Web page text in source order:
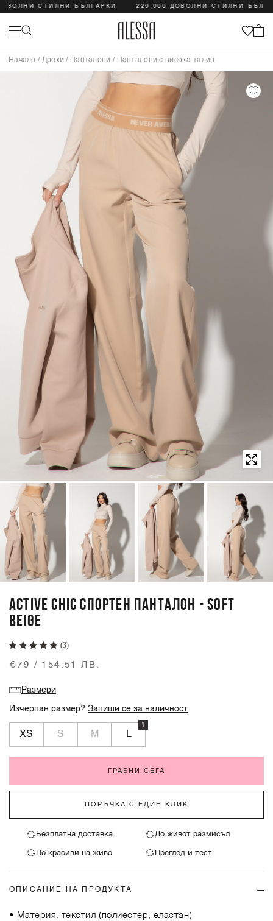
СТИЛНИ БЪЛГАРКИ 220,000 ДОВОЛНИ СТИЛНИ БЪЛГАРКИ
Начало / Дрехи / Панталони / Панталони с висока талия
ACTIVE CHIC СПОРТЕН ПАНТАЛОН - SOFT
BEIGE
(3)
€79 / 154.51 ЛВ.
Размери
Изчерпан размер?Запиши се за наличност
XS S M L
1
ГРАБНИ СЕГА
ПОРЪЧКА С ЕДИН КЛИК
Безплатна доставка До живот размисъл
По-красиви на живо Преглед и тест
ОПИСАНИЕ НА ПРОДУКТА
• Материя: текстил (полиестер, еластан)